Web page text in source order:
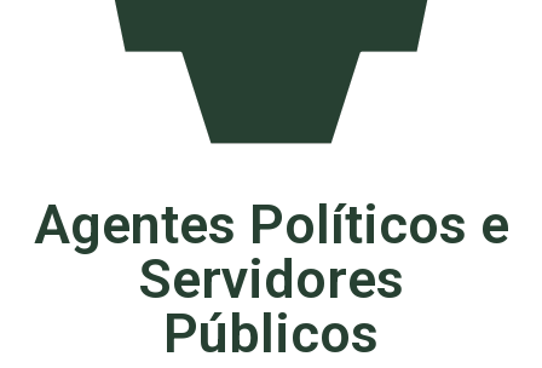
Agentes Políticos e
Servidores
Públicos